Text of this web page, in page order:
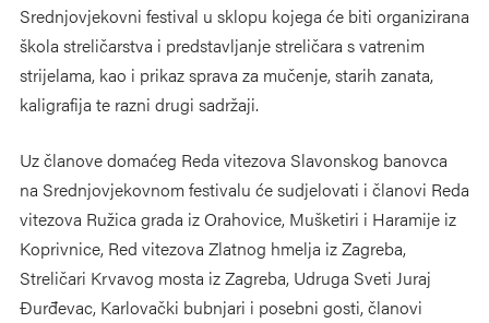
Srednjovjekovni festival u sklopu kojega će biti organizirana
škola streličarstva i predstavljanje streličara s vatrenim
strijelama, kao i prikaz sprava za mučenje, starih zanata,
kaligrafija te razni drugi sadržaji.
Uz članove domaćeg Reda vitezova Slavonskog banovca
na Srednjovjekovnom festivalu će sudjelovati i članovi Reda
vitezova Ružica grada iz Orahovice, Mušketiri i Haramije iz
Koprivnice, Red vitezova Zlatnog hmelja iz Zagreba,
Streličari Krvavog mosta iz Zagreba, Udruga Sveti Juraj
Đurđevac, Karlovački bubnjari i posebni gosti, članovi